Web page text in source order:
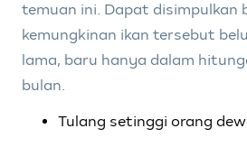
temuan ini. Dapat disimpulkan
kemungkinan ikan tersebut
lama, baru hanya dalam
bulan.
Tulang setinggi orang